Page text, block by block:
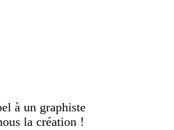
à un graphiste
la création !